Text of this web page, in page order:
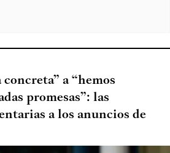
a “hemos
promesas”: las
a los anuncios de